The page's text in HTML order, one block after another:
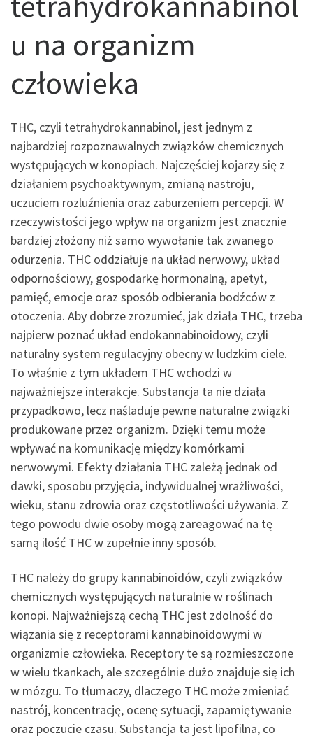
u na organizm
człowieka
THC, czyli tetrahydrokannabinol, jest jednym z
najbardziej rozpoznawalnych związków chemicznych
występujących w konopiach. Najczęściej kojarzy się z
działaniem psychoaktywnym, zmianą nastroju,
uczuciem rozluźnienia oraz zaburzeniem percepcji. W
rzeczywistości jego wpływ na organizm jest znacznie
bardziej złożony niż samo wywołanie tak zwanego
odurzenia. THC oddziałuje na układ nerwowy, układ
odpornościowy, gospodarkę hormonalną, apetyt,
pamięć, emocje oraz sposób odbierania bodźców z
otoczenia. Aby dobrze zrozumieć, jak działa THC, trzeba
najpierw poznać układ endokannabinoidowy, czyli
naturalny system regulacyjny obecny w ludzkim ciele.
To właśnie z tym układem THC wchodzi w
najważniejsze interakcje. Substancja ta nie działa
przypadkowo, lecz naśladuje pewne naturalne związki
produkowane przez organizm. Dzięki temu może
wpływać na komunikację między komórkami
nerwowymi. Efekty działania THC zależą jednak od
dawki, sposobu przyjęcia, indywidualnej wrażliwości,
wieku, stanu zdrowia oraz częstotliwości używania. Z
tego powodu dwie osoby mogą zareagować na tę
samą ilość THC w zupełnie inny sposób.
THC należy do grupy kannabinoidów, czyli związków
chemicznych występujących naturalnie w roślinach
konopi. Najważniejszą cechą THC jest zdolność do
wiązania się z receptorami kannabinoidowymi w
organizmie człowieka. Receptory te są rozmieszczone
w wielu tkankach, ale szczególnie dużo znajduje się ich
w mózgu. To tłumaczy, dlaczego THC może zmieniać
nastrój, koncentrację, ocenę sytuacji, zapamiętywanie
oraz poczucie czasu. Substancja ta jest lipofilna, co